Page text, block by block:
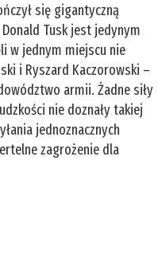
się gigantyczną
Tusk jest jedynym
w jednym miejscu nie
i Ryszard Kaczorowski –
armii. Żadne siły
nie doznały takiej
jednoznacznych
zagrożenie dla